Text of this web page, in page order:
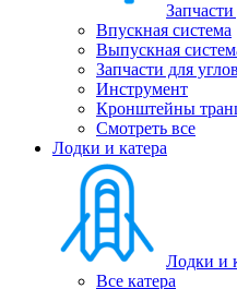
Впускная система
Выпускная
Запчасти для
Инструмент
Кронштейны
Смотреть все
Лодки и катера
Лодки и
Все катера